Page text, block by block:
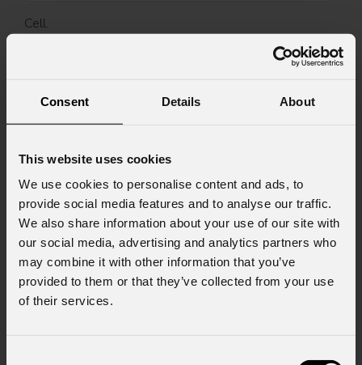
Consent Details About
This website uses cookies
We use cookies to personalise content and ads, to
provide social media features and to analyse our traffic.
We also share information about your use of our site with
our social media, advertising and analytics partners who
may combine it with other information that you’ve
provided to them or that they’ve collected from your use
of their services.
Cell.
Messaggio
Consenso al marketing
Acconsento al trattamento dei dati per
ricevere informazioni commerciali e iniziative di
marketing.
Consenso al trattamento dei dati
personali
Ho letto l'informativa ai sensi dell'art. 13 del